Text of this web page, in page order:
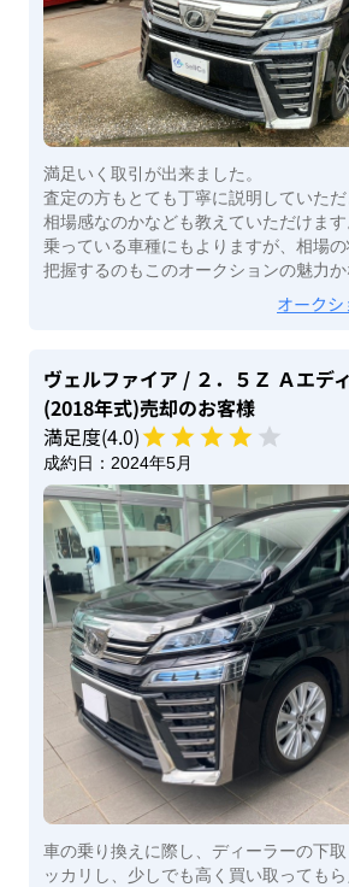
満足いく取引が出来ました。
査定の方もとても丁寧に説明していた
相場感なのかなども教えていただけます
乗っている車種にもよりますが、相場
把握するのもこのオークションの魅力か
オーク
ヴェルファイア / ２．５Ｚ Ａエデ
(2018年式)売却のお客様
満足度(4.0)
成約日： 2024年5月
車の乗り換えに際し、ディーラーの下
ッカリし、少しでも高く買い取っても